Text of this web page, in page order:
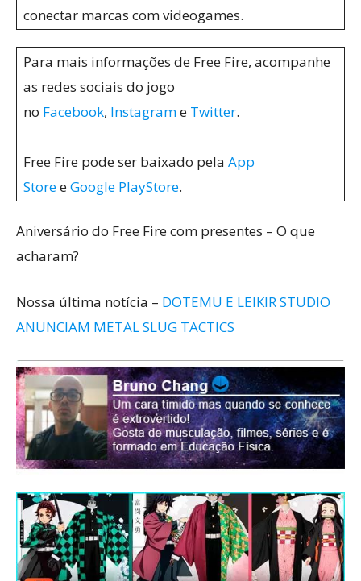
conectar marcas com videogames.
Para mais informações de Free Fire, acompanhe
as redes sociais do jogo
no Facebook, Instagrame Twitter.
Free Fire pode ser baixado pela App
StoreeGoogle PlayStore.
Aniversário do Free Fire com presentes – O que
acharam?
Nossa última notícia – DOTEMU E LEIKIR STUDIO
ANUNCIAM METAL SLUG TACTICS